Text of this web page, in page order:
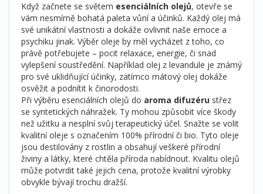
Když začnete se světem esenciálních olejů, otevře se
vám nesmírně bohatá paleta vůní a účinků. Každý olej má
své unikátní vlastnosti a dokáže ovlivnit naše emoce a
psychiku jinak. Výběr oleje by měl vycházet z toho, co
právě potřebujete – pocit relaxace, energie, či snad
vylepšení soustředění. Například olej z levandule je známý
pro své uklidňující účinky, zatímco mátový olej dokáže
osvěžit a podnítit k činorodosti.
Při výběru esenciálních olejů do aroma difuzéru střez
se syntetických náhražek. Ty mohou způsobit více škody
než užitku a nesplní svůj terapeutický účel. Snažte se volit
kvalitní oleje s označením 100% přírodní či bio. Tyto oleje
jsou destilovány z rostlin a obsahují veškeré přírodní
živiny a látky, které chtěla příroda nabídnout. Kvalitu olejů
může potvrdit také jejich cena, protože kvalitní výrobky
obvykle bývají trochu dražší.